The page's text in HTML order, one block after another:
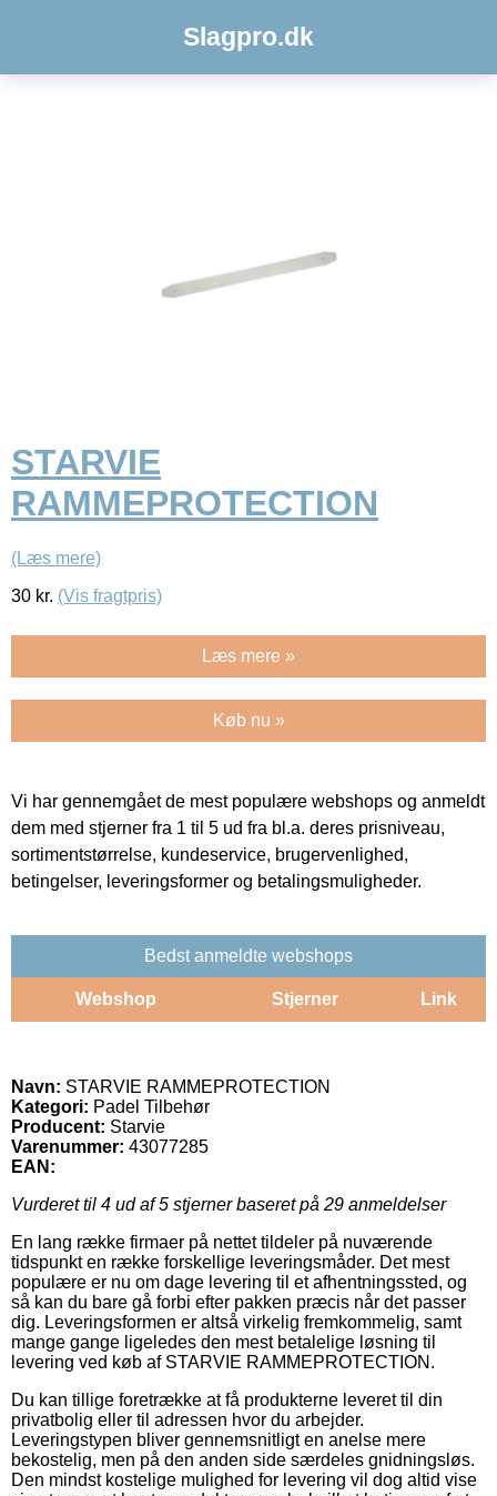
Slagpro.dk
STARVIE
RAMMEPROTECTION
(Læs mere)
30 kr. (Vis fragtpris)
Læs mere »
Køb nu »
Vi har gennemgået de mest populære webshops og anmeldt
dem med stjerner fra 1 til 5 ud fra bl.a. deres prisniveau,
sortimentstørrelse, kundeservice, brugervenlighed,
betingelser, leveringsformer og betalingsmuligheder.
Bedst anmeldte webshops
Webshop Stjerner Link
Navn: STARVIE RAMMEPROTECTION
Kategori: Padel Tilbehør
Producent: Starvie
Varenummer: 43077285
EAN:
Vurderet til 4 ud af 5 stjerner baseret på 29 anmeldelser
En lang række firmaer på nettet tildeler på nuværende
tidspunkt en række forskellige leveringsmåder. Det mest
populære er nu om dage levering til et afhentningssted, og
så kan du bare gå forbi efter pakken præcis når det passer
dig. Leveringsformen er altså virkelig fremkommelig, samt
mange gange ligeledes den mest betalelige løsning til
levering ved køb af STARVIE RAMMEPROTECTION.
Du kan tillige foretrække at få produkterne leveret til din
privatbolig eller til adressen hvor du arbejder.
Leveringstypen bliver gennemsnitligt en anelse mere
bekostelig, men på den anden side særdeles gnidningsløs.
Den mindst kostelige mulighed for levering vil dog altid vise